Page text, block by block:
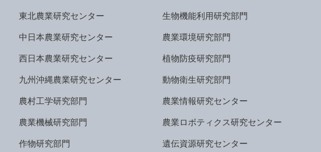
東北農業研究センター
中日本農業研究センター
西日本農業研究センター
九州沖縄農業研究センター
農村工学研究部門
農業機械研究部門
作物研究部門
生物機能利用研究部門
農業環境研究部門
植物防疫研究部門
動物衛生研究部門
農業情報研究センター
農業ロボティクス研究センター
遺伝資源研究センター